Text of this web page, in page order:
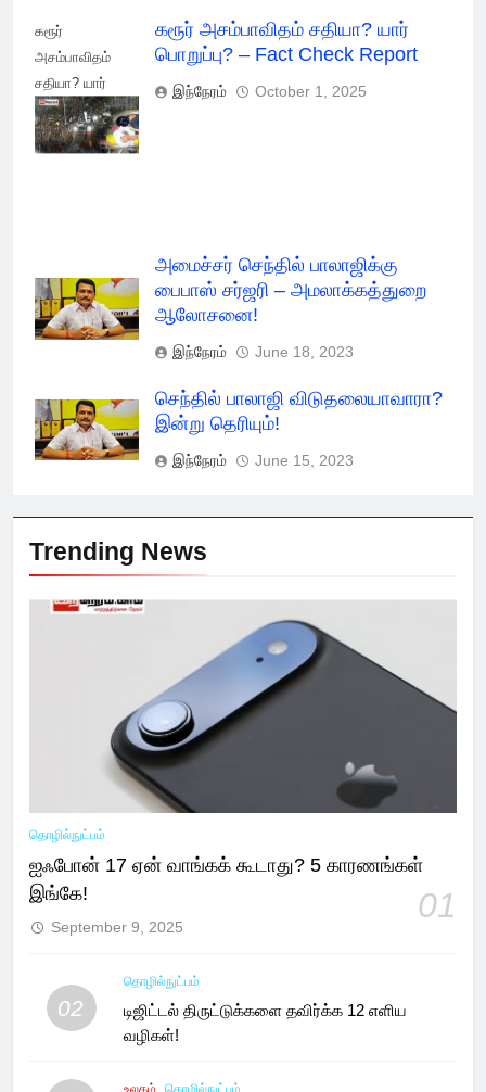
கரூர்
அசம்பாவிதம்
சதியா? யார்
பொறுப்பு? - Fact
Check Report
கரூர் அசம்பாவிதம் சதியா? யார்
பொறுப்பு? – Fact Check Report
இந்நேரம் October 1, 2025
அமைச்சர் செந்தில் பாலாஜிக்கு
பைபாஸ் சர்ஜரி – அமலாக்கத்துறை
ஆலோசனை!
இந்நேரம் June 18, 2023
செந்தில் பாலாஜி விடுதலையாவாரா?
இன்று தெரியும்!
இந்நேரம் June 15, 2023
Trending News
தொழில்நுட்பம்
ஐஃபோன் 17 ஏன் வாங்கக் கூடாது? 5 காரணங்கள்
இங்கே!
01
September 9, 2025
02
தொழில்நுட்பம்
டிஜிட்டல் திருட்டுக்களை தவிர்க்க 12 எளிய
வழிகள்!
உலகம் தொழில்நுட்பம்